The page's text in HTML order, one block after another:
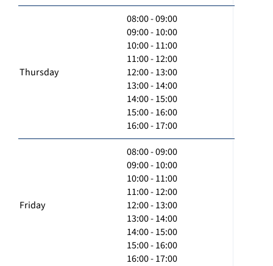
Thursday
08:00 - 09:00
09:00 - 10:00
10:00 - 11:00
11:00 - 12:00
12:00 - 13:00
13:00 - 14:00
14:00 - 15:00
15:00 - 16:00
16:00 - 17:00
Friday
08:00 - 09:00
09:00 - 10:00
10:00 - 11:00
11:00 - 12:00
12:00 - 13:00
13:00 - 14:00
14:00 - 15:00
15:00 - 16:00
16:00 - 17:00